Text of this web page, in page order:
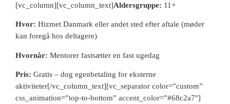
[vc_column][vc_column_text]Aldersgruppe: 11+
Hvor:Hizmet Danmark eller andet sted efter aftale (møder
kan foregå hos deltagere)
Hvornår: Mentorer fastsætter en fast ugedag
Pris: Gratis –dog egenbetaling for eksterne
aktiviteter[/vc_column_text][vc_separator color=”custom”
css_animation=”top-to-bottom” accent_color=”#68c2a7″]